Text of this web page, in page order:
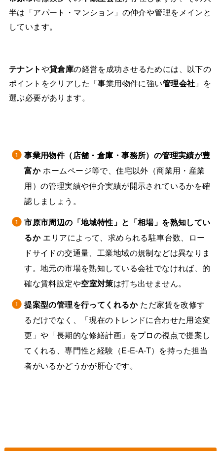
半は「アパート・マンション」の仲介や管理をメインと
しています。
テナントや貸倉庫の経営を成功させるためには、以下の
ポイントをクリアした「事業用物件に強い管理会社 」を
選ぶ必要があります。
事業用物件（店舗・倉庫・事務所）の管理実績が豊
富かホームページ等で、住宅以外（商業用・産業
用）の管理実績や仲介実績が開示されているかを確
認しましょう。
市原市周辺の「地域特性」と「相場」を熟知してい
るかエリアによって、求められる駐車台数、ロー
ドサイドの交通量、工業地域の規制などは異なりま
す。地元の市場を熟知している会社でなければ、的
確な賃料設定や空室対策は打ち出せません。
提案型の管理を行ってくれるかただ家賃を改修す
るだけでなく、「現在のトレンドに合わせた用途変
更」や「長期的な修繕計画」をプロの視点で提案し
てくれる、専門性と経験（E-E-A-T）を持った担当
者がいるかどうかが肝心です。